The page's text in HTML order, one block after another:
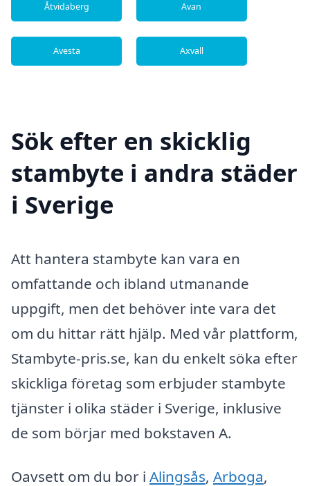
Åtvidaberg Avan
Avesta Axvall
Sök efter en skicklig
stambyte i andra städer
i Sverige
Att hantera stambyte kan vara en
omfattande och ibland utmanande
uppgift, men det behöver inte vara det
om du hittar rätt hjälp. Med vår plattform,
Stambyte-pris.se, kan du enkelt söka efter
skickliga företag som erbjuder stambyte
tjänster i olika städer i Sverige, inklusive
de som börjar med bokstaven A.
Oavsett om du bor i Alingsås, Arboga,